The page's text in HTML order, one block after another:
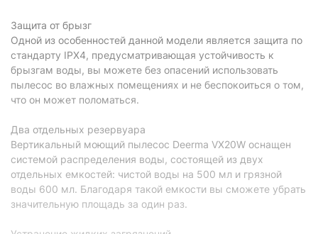
Защита от брызг
Одной из особенностей данной модели является защита по
стандарту IPX4, предусматривающая устойчивость к
брызгам воды, вы можете без опасений использовать
пылесос во влажных помещениях и не беспокоиться о том,
что он может поломаться.
Два отдельных резервуара
Вертикальный моющий пылесос Deerma VX20W оснащен
системой распределения воды, состоящей из двух
отдельных емкостей: чистой воды на 500 мл и грязной
воды 600 мл. Благодаря такой емкости вы сможете убрать
значительную площадь за один раз.